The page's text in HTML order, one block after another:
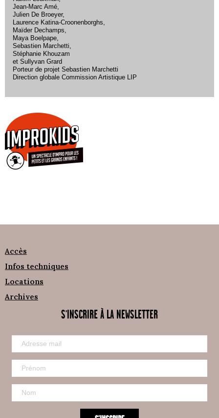
Jean-Marc Amé,
Julien De Broeyer,
Laurence Katina-Croonenborghs,
Maïder Dechamps,
Maya Boelpape,
Sebastien Marchetti,
Stéphanie Khouzam
et Sullyvan Grard
Porteur de projet Sebastien Marchetti
Direction globale Commission Artistique LIP
Accès
Infos techniques
Locations
Archives
S'INSCRIRE À LA NEWSLETTER